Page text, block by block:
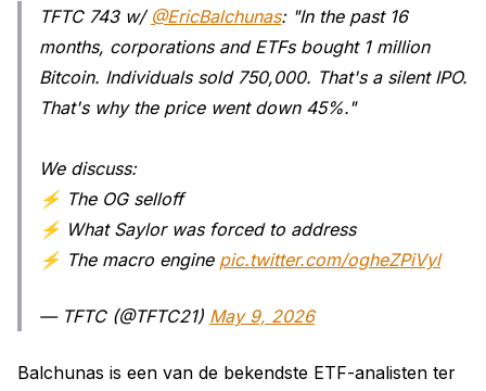
TFTC 743 w/ @EricBalchunas: "In the past 16
months, corporations and ETFs bought 1 million
Bitcoin. Individuals sold 750,000. That's a silent IPO.
That's why the price went down 45%."
We discuss:
⚡ The OG selloff
⚡ What Saylor was forced to address
⚡ The macro engine pic.twitter.com/ogheZPiVyl
— TFTC (@TFTC21) May 9, 2026
Balchunas is een van de bekendste ETF-analisten ter